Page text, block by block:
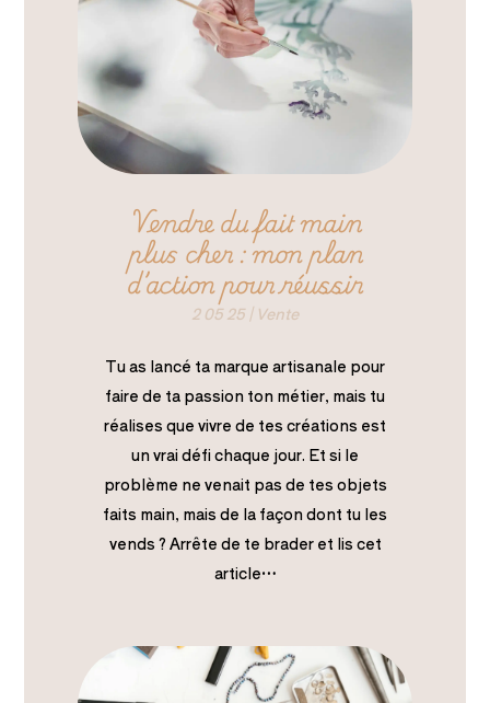
Vendre du fait main
plus cher : mon plan
d’action pour réussir
2 05 25| Vente
Tu as lancé ta marque artisanale pour
faire de ta passion ton métier, mais tu
réalises que vivre de tes créations est
un vrai défi chaque jour. Et si le
problème ne venait pas de tes objets
faits main, mais de la façon dont tu les
vends ? Arrête de te brader et lis cet
article…